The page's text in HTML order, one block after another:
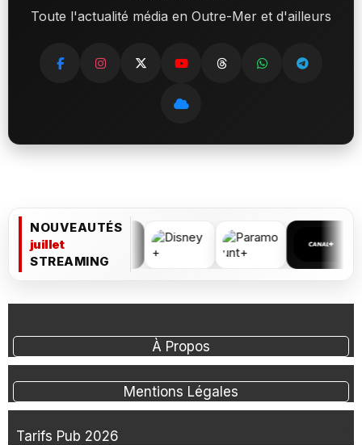
Toute l'actualité média en Outre-Mer et d'ailleurs
NOUVEAUTÉS
juillet
STREAMING
À Propos
Mentions Légales
Tarifs Pub 2026